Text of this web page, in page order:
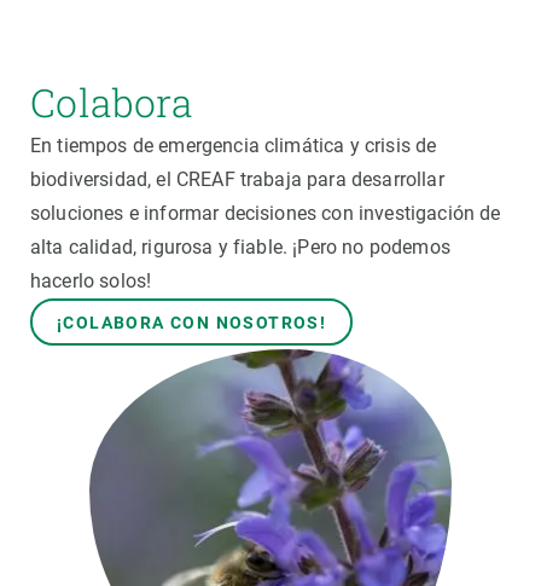
Colabora
En tiempos de emergencia climática y crisis de
biodiversidad, el CREAF trabaja para desarrollar
soluciones e informar decisiones con investigación de
alta calidad, rigurosa y fiable. ¡Pero no podemos
hacerlo solos!
¡COLABORA CON NOSOTROS!